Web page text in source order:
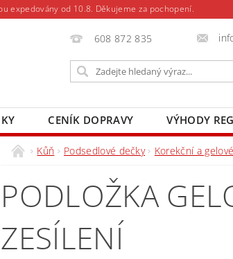
expedovány od 10.8. Děkujeme za pochopení.
608 872 835
CENÍK DOPRAVY VÝHODY
Kůň Podsedlové dečky Korekční a gelové
PODLOŽKA
ZESÍLENÍ